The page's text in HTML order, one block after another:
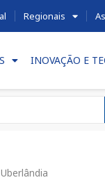
Regionais
INOVAÇÃO E